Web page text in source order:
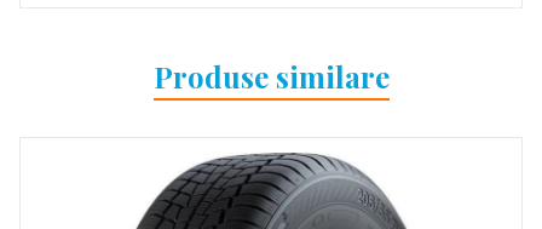
Produse similare